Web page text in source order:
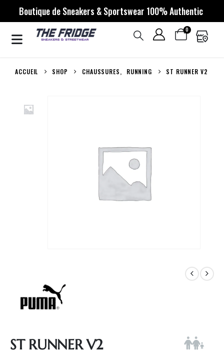
Boutique de Sneakers & Sportswear 100% Authentic
0
ACCUEIL SHOP CHAUSSURES, RUNNING ST RUNNER V2
ST RUNNER V2